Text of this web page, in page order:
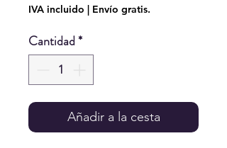
IVA incluido | Envío gratis.
Cantidad*
Añadir a la cesta